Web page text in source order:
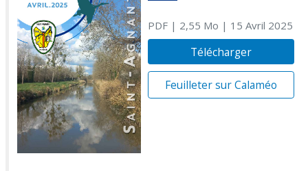
PDF| 2,55 Mo | 15 Avril 2025
Télécharger
Feuilleter sur Calaméo